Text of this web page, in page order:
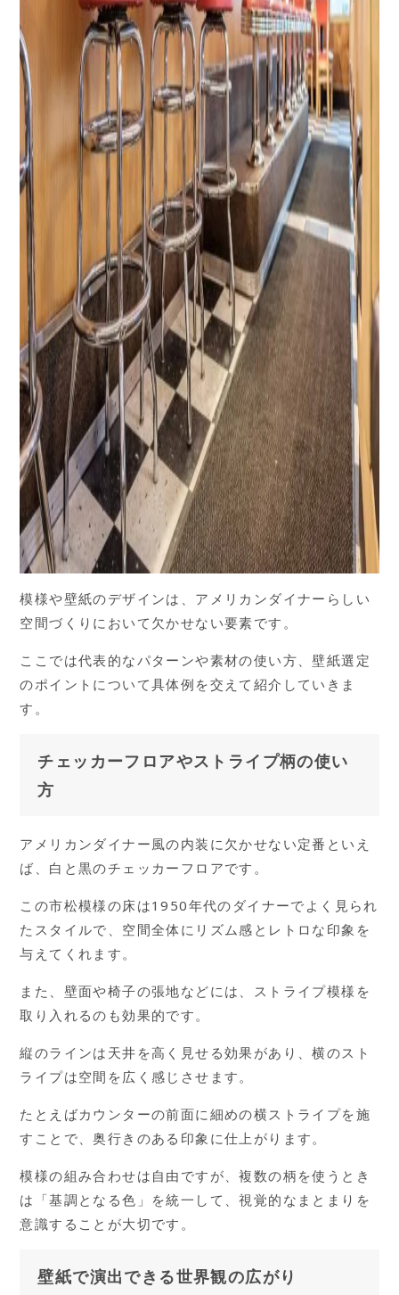
模様や壁紙のデザインは、アメリカンダイナーらしい
空間づくりにおいて欠かせない要素です。
ここでは代表的なパターンや素材の使い方、壁紙選定
のポイントについて具体例を交えて紹介していきま
す。
チェッカーフロアやストライプ柄の使い
方
アメリカンダイナー風の内装に欠かせない定番といえ
ば、白と黒のチェッカーフロアです。
この市松模様の床は1950年代のダイナーでよく見られ
たスタイルで、空間全体にリズム感とレトロな印象を
与えてくれます。
また、壁面や椅子の張地などには、ストライプ模様を
取り入れるのも効果的です。
縦のラインは天井を高く見せる効果があり、横のスト
ライプは空間を広く感じさせます。
たとえばカウンターの前面に細めの横ストライプを施
すことで、奥行きのある印象に仕上がります。
模様の組み合わせは自由ですが、複数の柄を使うとき
は「基調となる色」を統一して、視覚的なまとまりを
意識することが大切です。
壁紙で演出できる世界観の広がり